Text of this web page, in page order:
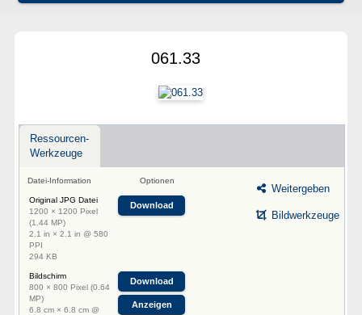
061.33
Ressourcen-
Werkzeuge
Datei-Information Optionen
Original JPG Datei
1200 × 1200 Pixel
(1.44 MP)
2.1 in × 2.1 in @ 580
PPI
294 KB
Download
Bildschirm
800 × 800 Pixel (0.64
MP)
6.8 cm × 6.8 cm @
Download
Anzeigen
Weitergeben
Bildwerkzeuge